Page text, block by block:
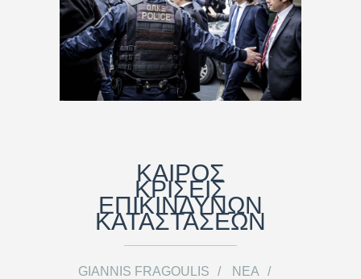
ΚΑΙΡΟΣ
ΚΡΙΣΕΙΣ
ΕΠΙΚΙΝΔΥΝΩΝ
ΚΑΤΑΣΤΑΣΕΩΝ
GIANNIS FRAGOULIS
ΝΈΑ